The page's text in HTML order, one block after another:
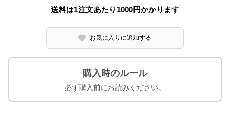
送料は1注文あたり 1000円かかります
お気に入りに追加する
購入時のルール
必ず購入前にお読みください。